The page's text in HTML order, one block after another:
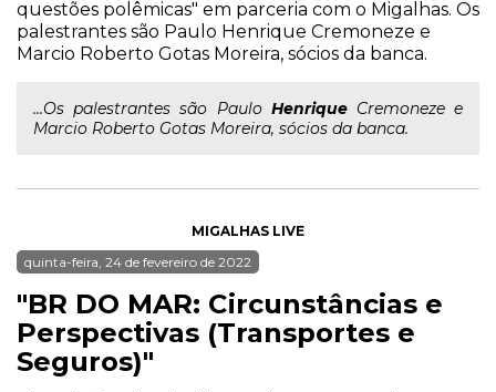
questões polêmicas" em parceria com o Migalhas. Os
palestrantes são Paulo Henrique Cremoneze e
Marcio Roberto Gotas Moreira, sócios da banca.
...Os palestrantes são Paulo HenriqueCremoneze e
Marcio Roberto Gotas Moreira, sócios da banca.
MIGALHAS LIVE
quinta-feira, 24 de fevereiro de 2022
"BR DO MAR: Circunstâncias e
Perspectivas (Transportes e
Seguros)"